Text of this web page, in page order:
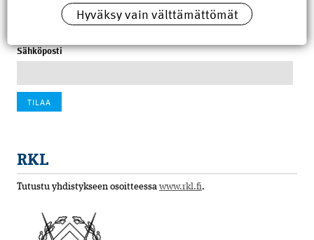
Tilaa uutiskirje
Sähköposti
RKL
Tutustu yhdistykseen osoitteessa www.rkl.fi.
Hyväksy vain välttämättömät